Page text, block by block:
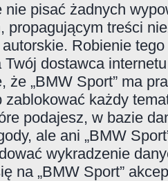
nie pisać żadnych
propagującym treści
Robienie
Twój dostawca
że „BMW Sport” ma
zablokować każdy
podajesz, w bazie
ale ani „BMW
wykradzenie
na „BMW Sport”